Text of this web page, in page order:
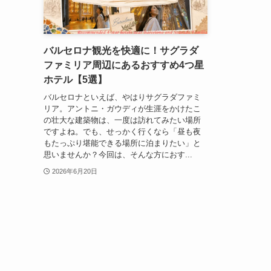
バルセロナ観光を快適に！サグラダ
ファミリア周辺にあるおすすめ4つ星
ホテル【5選】
バルセロナといえば、やはりサグラダファミ
リア。アントニ・ガウディが生涯をかけたこ
の壮大な建築物は、一度は訪れてみたい場所
ですよね。でも、せっかく行くなら「昼も夜
もたっぷり堪能できる場所に泊まりたい」と
思いませんか？今回は、そんな方におす...
2026年6月20日